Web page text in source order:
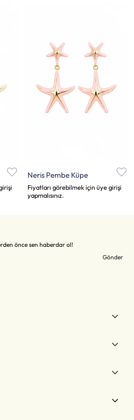
Neris Pembe Küpe
Fiyatları görebilmek için üye girişi
yapmalısınız.
önce sen haberdar ol!
Gönder